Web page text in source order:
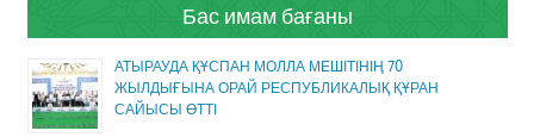
Бас имам бағаны
АТЫРАУДА ҚҰСПАН МОЛЛА МЕШІТІНІҢ 70
ЖЫЛДЫҒЫНА ОРАЙ РЕСПУБЛИКАЛЫҚ ҚҰРАН
САЙЫСЫ ӨТТІ